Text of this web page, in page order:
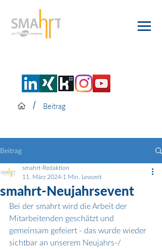
/ Beitrag
Beitrag
smahrt-Neujahrsevent
smahrt-Redaktion
11. März 2024 1 Min. Lesezeit
Bei der smahrt wird die Arbeit der
Mitarbeitenden geschätzt und
gemeinsam gefeiert - das wurde wieder
sichtbar an unserem Neujahrs-/